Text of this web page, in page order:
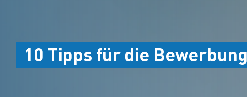
10 Tipps für die Bewerbung